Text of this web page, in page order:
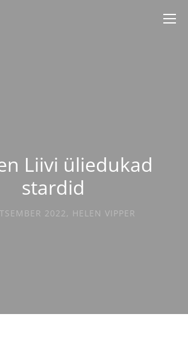
Liivi üliedukad
stardid
2022, HELEN VIPPER